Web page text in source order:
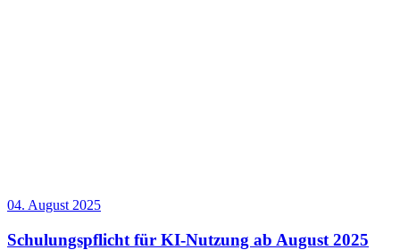
04. August 2025
Schulungspflicht für KI-Nutzung ab August 2025